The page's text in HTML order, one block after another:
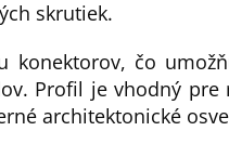
skrutiek.
konektorov, čo
Profil je vhodný pre
architektonické